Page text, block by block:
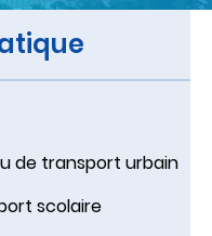
de transport urbain
scolaire